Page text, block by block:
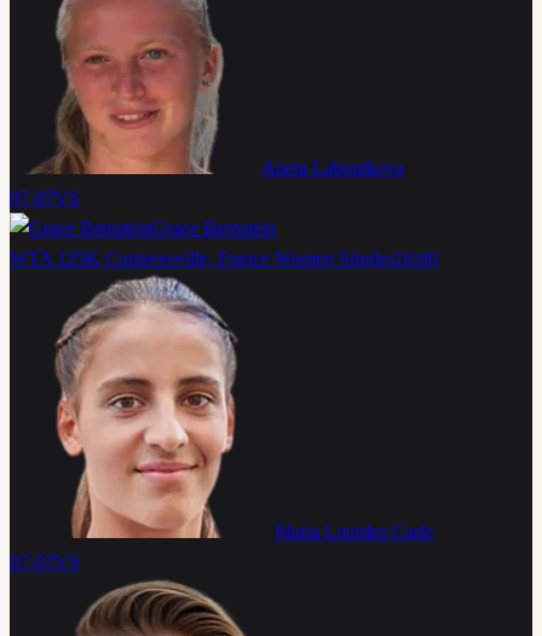
Aneta Laboutkova
07-07VS
Grace Bernstein
WTA 125K Contrexeville, France Women Singles16:00
Maria Lourdes Carle
07-07VS